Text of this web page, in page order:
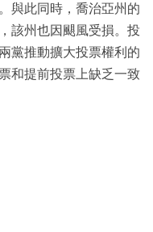
與此同時，喬治亞州的
該州也因颶風受損。投
黨推動擴大投票權利的
和提前投票上缺乏一致